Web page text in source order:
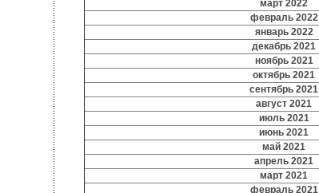
март 2022
февраль 2022
январь 2022
декабрь 2021
ноябрь 2021
октябрь 2021
сентябрь 2021
август 2021
июль 2021
июнь 2021
май 2021
апрель 2021
март 2021
февраль 2021